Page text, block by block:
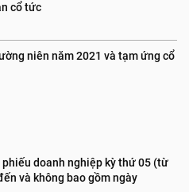
cổ tức
niên năm 2021 và tạm ứng cổ
doanh nghiệp kỳ thứ 05 (từ
và không bao gồm ngày